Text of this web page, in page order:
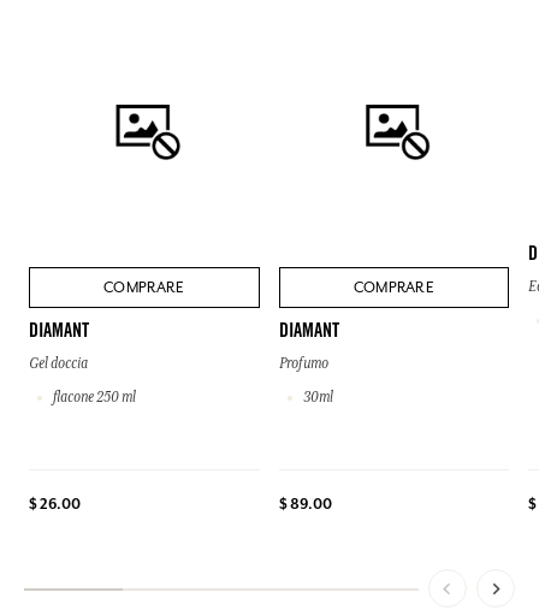
COMPRARE
DIAMANT
Gel doccia
flacone 250 ml
$ 26.00
COMPRARE
DIAMANT
Profumo
30ml
$ 89.00